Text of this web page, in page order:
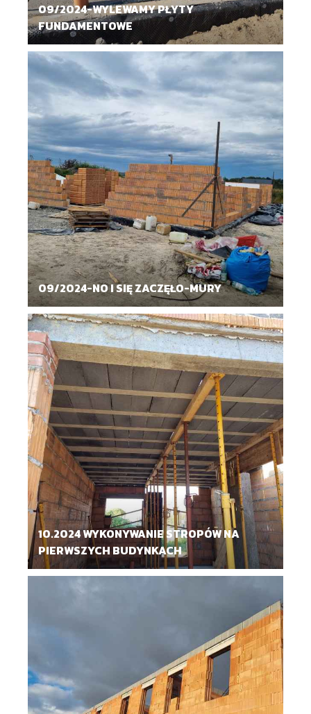
09/2024-WYLEWAMY PŁYTY
FUNDAMENTOWE
09/2024-NO I SIĘ ZACZĘŁO-MURY
10.2024 WYKONYWANIE STROPÓW NA
PIERWSZYCH BUDYNKACH